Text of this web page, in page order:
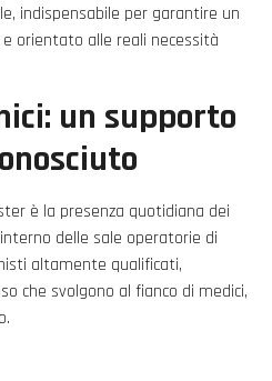
indispensabile per garantire un
orientato alle reali necessità
un supporto
è la presenza quotidiana dei
delle sale operatorie di
altamente qualificati,
che svolgono al fianco di medici,